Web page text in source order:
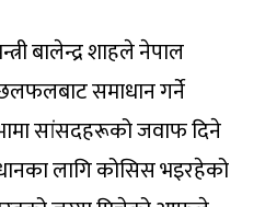
बालेन्द्र शाहले नेपाल
समाधान गर्ने
सांसदहरूको जवाफ दिने
लागि कोसिस भइरहेको